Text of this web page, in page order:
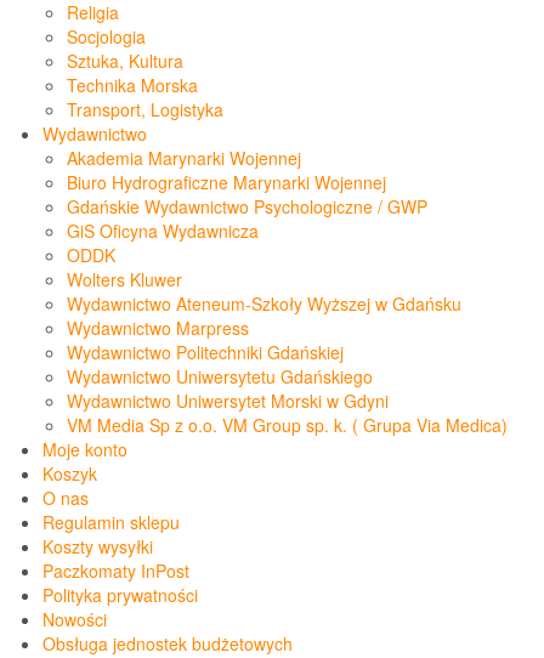
Religia
Socjologia
Sztuka, Kultura
Technika Morska
Transport, Logistyka
Wydawnictwo
Akademia Marynarki Wojennej
Biuro Hydrograficzne Marynarki Wojennej
Gdańskie Wydawnictwo Psychologiczne / GWP
GiS Oficyna Wydawnicza
ODDK
Wolters Kluwer
Wydawnictwo Ateneum-Szkoły Wyższej w Gdańsku
Wydawnictwo Marpress
Wydawnictwo Politechniki Gdańskiej
Wydawnictwo Uniwersytetu Gdańskiego
Wydawnictwo Uniwersytet Morski w Gdyni
VM Media Sp z o.o. VM Group sp. k. ( Grupa Via Medica)
Moje konto
Koszyk
O nas
Regulamin sklepu
Koszty wysyłki
Paczkomaty InPost
Polityka prywatności
Nowości
Obsługa jednostek budżetowych